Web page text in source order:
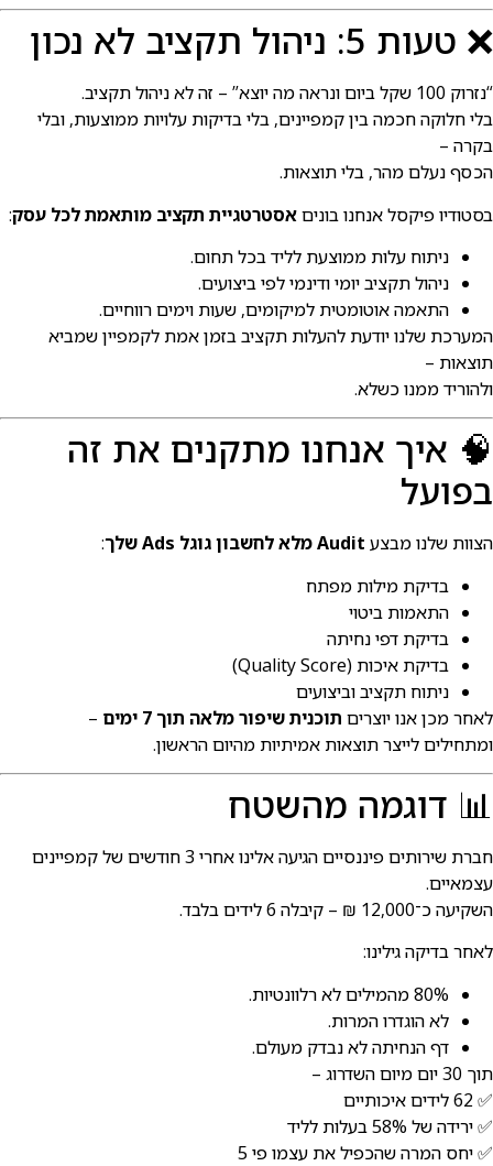
❌ טעות 5: ניהול תקציב לא נכון
“נזרוק 100 שקל ביום ונראה מה יוצא” – זה לא ניהול תקציב.
בלי חלוקה חכמה בין קמפיינים, בלי בדיקות עלויות ממוצעות, ובלי
בקרה –
הכסף נעלם מהר, בלי תוצאות.
בסטודיו פיקסל אנחנו בוניםאסטרטגיית תקציב מותאמת לכל עסק:
ניתוח עלות ממוצעת לליד בכל תחום.
ניהול תקציב יומי ודינמי לפי ביצועים.
התאמה אוטומטית למיקומים, שעות וימים רווחיים.
המערכת שלנו יודעת להעלות תקציב בזמן אמת לקמפיין שמביא
תוצאות –
ולהוריד ממנו כשלא.
🧠 איך אנחנו מתקנים את זה
בפועל
הצוות שלנו מבצע Audit מלא לחשבון גוגל Ads שלך
:
בדיקת מילות מפתח
התאמות ביטוי
בדיקת דפי נחיתה
בדיקת איכות (Quality Score)
ניתוח תקציב וביצועים
לאחר מכן אנו יוצרים תוכנית שיפור מלאה תוך 7 ימים
–
ומתחילים לייצר תוצאות אמיתיות מהיום הראשון.
📊 דוגמה מהשטח
חברת שירותים פיננסיים הגיעה אלינו אחרי 3 חודשים של קמפיינים
עצמאיים.
השקיעה כ־12,000 ₪ – קיבלה 6 לידים בלבד.
לאחר בדיקה גילינו:
80% מהמילים לא רלוונטיות.
לא הוגדרו המרות.
דף הנחיתה לא נבדק מעולם.
תוך 30 יום מיום השדרוג –
✅ 62 לידים איכותיים
✅ ירידה של 58% בעלות לליד
✅ יחס המרה שהכפיל את עצמו פי 5